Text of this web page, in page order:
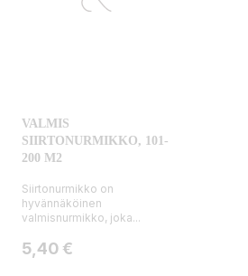
VALMIS
SIIRTONURMIKKO, 101-
200 M2
Siirtonurmikko on
hyvännäköinen
valmisnurmikko, joka...
Hinta
5,40 €